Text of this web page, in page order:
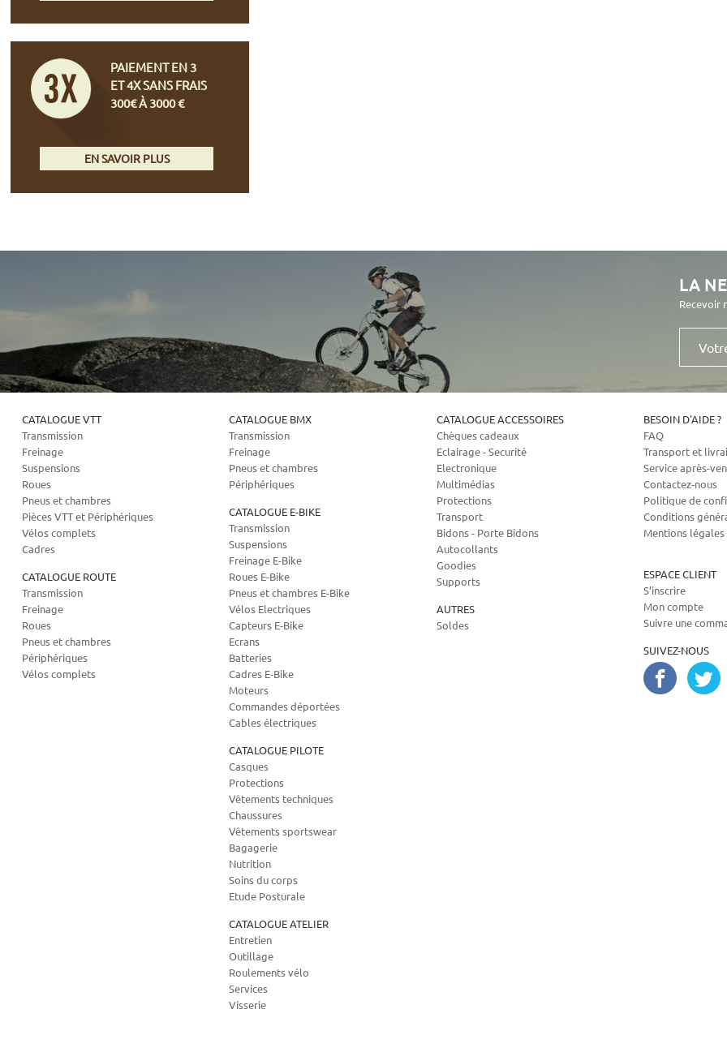
PAIEMENT EN 3
ET 4X SANS FRAIS
300€ À 3000 €
EN SAVOIR PLUS
LA
Recevoir
Votre
mail
CATALOGUE VTT
Transmission
Freinage
Suspensions
Roues
Pneus et chambres
Pièces VTT et Périphériques
Vélos complets
Cadres
CATALOGUE ROUTE
Transmission
Freinage
Roues
Pneus et chambres
Périphériques
Vélos complets
CATALOGUE BMX
Transmission
Freinage
Pneus et chambres
Périphériques
CATALOGUE E-BIKE
Transmission
Suspensions
Freinage E-Bike
Roues E-Bike
Pneus et chambres E-Bike
Vélos Electriques
Capteurs E-Bike
Ecrans
Batteries
Cadres E-Bike
Moteurs
Commandes déportées
Cables électriques
CATALOGUE PILOTE
Casques
Protections
Vêtements techniques
Chaussures
Vêtements sportswear
Bagagerie
Nutrition
Soins du corps
Etude Posturale
CATALOGUE ATELIER
Entretien
Outillage
Roulements vélo
Services
Visserie
CATALOGUE ACCESSOIRES
Chèques cadeaux
Eclairage - Securité
Electronique
Multimédias
Protections
Transport
Bidons - Porte Bidons
Autocollants
Goodies
Supports
AUTRES
Soldes
BESOIN D'AIDE ?
FAQ
Transport et
Service après-
Contactez-nous
Politique de
Conditions
Mentions légales
ESPACE CLIENT
S’inscrire
Mon compte
Suivre une
SUIVEZ-NOUS